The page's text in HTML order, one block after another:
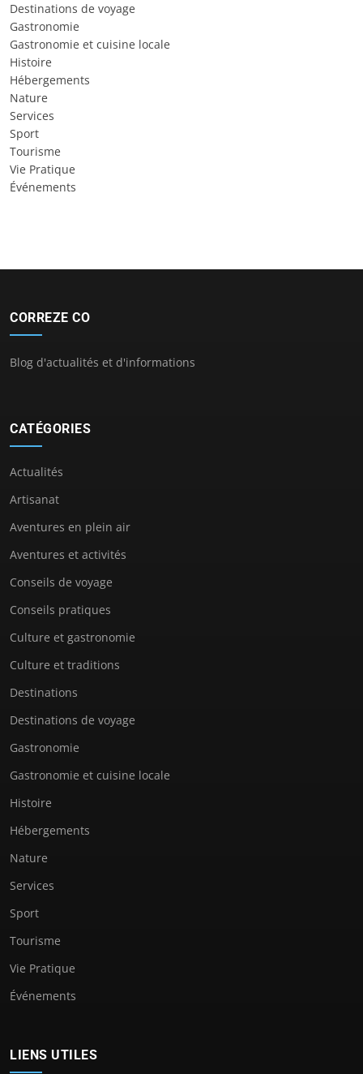
Destinations de voyage
Gastronomie
Gastronomie et cuisine locale
Histoire
Hébergements
Nature
Services
Sport
Tourisme
Vie Pratique
Événements
CORREZE CO
Blog d'actualités et d'informations
CATÉGORIES
Actualités
Artisanat
Aventures en plein air
Aventures et activités
Conseils de voyage
Conseils pratiques
Culture et gastronomie
Culture et traditions
Destinations
Destinations de voyage
Gastronomie
Gastronomie et cuisine locale
Histoire
Hébergements
Nature
Services
Sport
Tourisme
Vie Pratique
Événements
LIENS UTILES